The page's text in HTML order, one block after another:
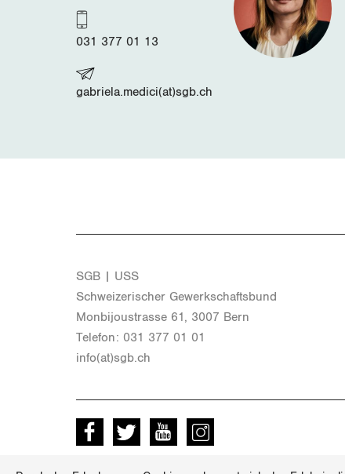
031 377 01 13
gabriela.medici(at)sgb.ch
SGB | USS
Schwei­ze­ri­scher Ge­werk­schafts­bund
Mon­bi­joustras­se 61, 3007 Bern
Te­le­fon: 031 377 01 01
info(at)​sgb.​ch
Facebook Twitter Youtube instagram